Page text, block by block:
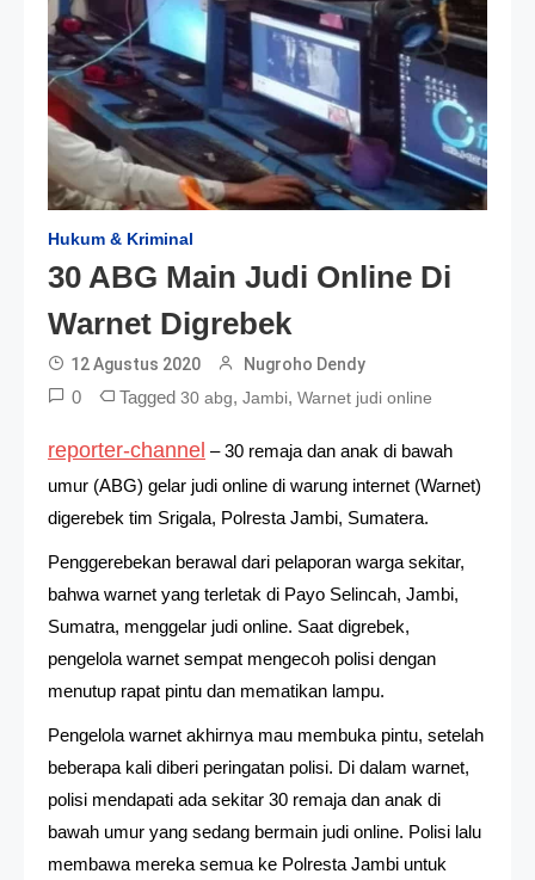
Hukum & Kriminal
30 ABG Main Judi Online Di
Warnet Digrebek
12 Agustus 2020 Nugroho Dendy
0 Tagged 30 abg, Jambi, Warnet judi online
reporter-channel – 30 remaja dan anak di bawah
umur (ABG) gelar judi online di warung internet (Warnet)
digerebek tim Srigala, Polresta Jambi, Sumatera.
Penggerebekan berawal dari pelaporan warga sekitar,
bahwa warnet yang terletak di Payo Selincah, Jambi,
Sumatra, menggelar judi online. Saat digrebek,
pengelola warnet sempat mengecoh polisi dengan
menutup rapat pintu dan mematikan lampu.
Pengelola warnet akhirnya mau membuka pintu, setelah
beberapa kali diberi peringatan polisi. Di dalam warnet,
polisi mendapati ada sekitar 30 remaja dan anak di
bawah umur yang sedang bermain judi online. Polisi lalu
membawa mereka semua ke Polresta Jambi untuk